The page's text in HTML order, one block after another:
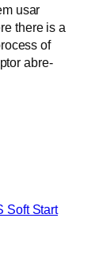
usar
there is a
of
abre-
Soft Start